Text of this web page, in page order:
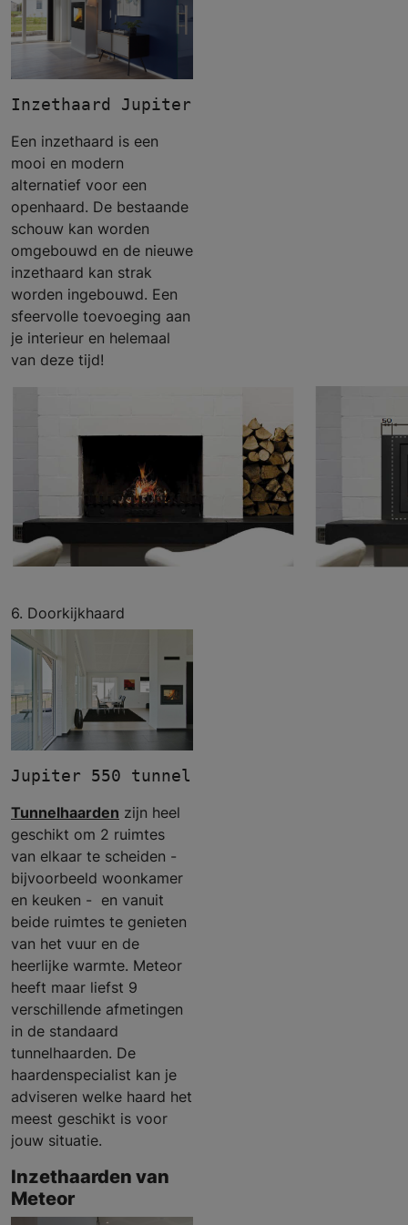
Inzethaard Jupiter 550 - Meteor
Een inzethaard is een
mooi en modern
alternatief voor een
openhaard. De bestaande
schouw kan worden
omgebouwd en de nieuwe
inzethaard kan strak
worden ingebouwd. Een
sfeervolle toevoeging aan
je interieur en helemaal
van deze tijd!
6. Doorkijkhaard
Jupiter 550 tunnel - Meteor
Tunnelhaarden zijn heel
geschikt om 2 ruimtes
van elkaar te scheiden -
bijvoorbeeld woonkamer
en keuken - en vanuit
beide ruimtes te genieten
van het vuur en de
heerlijke warmte. Meteor
heeft maar liefst 9
verschillende afmetingen
in de standaard
tunnelhaarden. De
haardenspecialist kan je
adviseren welke haard het
meest geschikt is voor
jouw situatie.
Inzethaarden van
Meteor